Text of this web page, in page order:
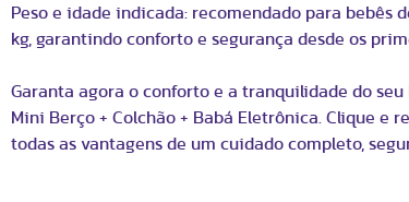
Peso e idade indicada: recomendado para bebês
kg, garantindo conforto e segurança desde os
Garanta agora o conforto e a tranquilidade do
Mini Berço + Colchão + Babá Eletrônica. Clique e
todas as vantagens de um cuidado completo,